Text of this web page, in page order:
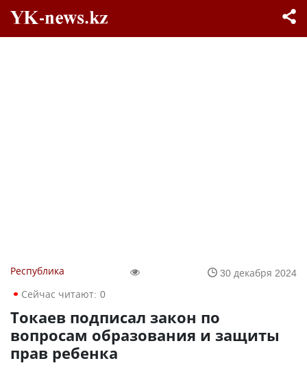
Республика
30 декабря 2024
Сейчас читают: 0
Токаев подписал закон по
вопросам образования и защиты
прав ребенка